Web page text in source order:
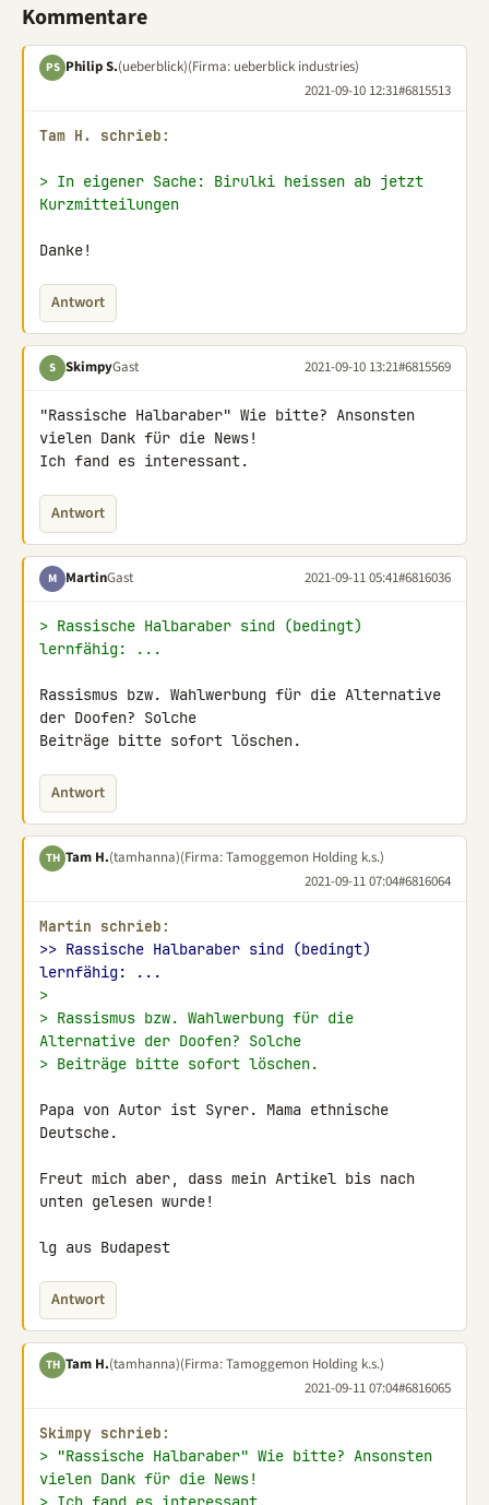
Kommentare
PS Philip S.(ueberblick)(Firma: ueberblick industries)
2021-09-10 12:31#6815513
Tam H. schrieb:
> In eigener Sache: Birulki heissen ab jetzt
Kurzmitteilungen
Danke!
Antwort
S SkimpyGast 2021-09-10 13:21#6815569
"Rassische Halbaraber" Wie bitte? Ansonsten
vielen Dank für die News!
Ich fand es interessant.
Antwort
M MartinGast 2021-09-11 05:41#6816036
> Rassische Halbaraber sind (bedingt)
lernfähig: ...
Rassismus bzw. Wahlwerbung für die Alternative
der Doofen? Solche
Beiträge bitte sofort löschen.
Antwort
TH Tam H.(tamhanna)(Firma: Tamoggemon Holding k.s.)
2021-09-11 07:04#6816064
Martin schrieb:
>> Rassische Halbaraber sind (bedingt)
lernfähig: ...
>
> Rassismus bzw. Wahlwerbung für die
Alternative der Doofen? Solche
> Beiträge bitte sofort löschen.
Papa von Autor ist Syrer. Mama ethnische
Deutsche.
Freut mich aber, dass mein Artikel bis nach
unten gelesen wurde!
lg aus Budapest
Antwort
TH Tam H.(tamhanna)(Firma: Tamoggemon Holding k.s.)
2021-09-11 07:04#6816065
Skimpy schrieb:
> "Rassische Halbaraber" Wie bitte? Ansonsten
vielen Dank für die News!